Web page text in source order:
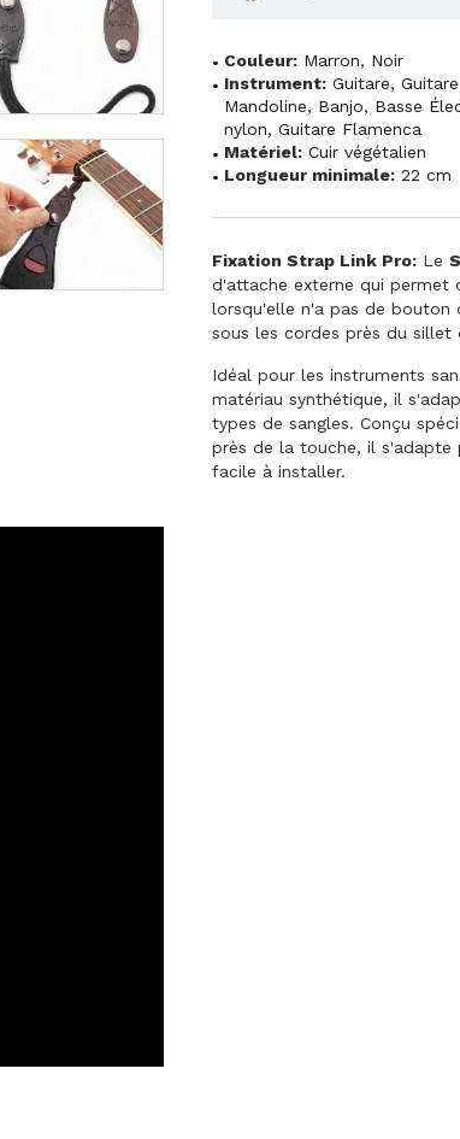
Couleur: Marron, Noir
Instrument: Guitare,
Mandoline, Banjo, Basse
nylon,Guitare Flamenca
Matériel: Cuir végétalien
Longueur minimale: 22 cm
Fixation Strap Link Pro: Le
d'attache externe qui permet
lorsqu'elle n'a pas de
sous les cordes près du sillet
Idéal pour les instruments
matériau synthétique, il
types de sangles. Conçu
près de la touche, il
facile à installer.